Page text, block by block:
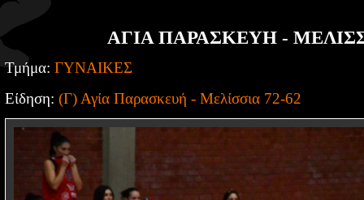
ΑΓΙΑ ΠΑΡΑΣΚΕΥΗ -
Τμήμα: ΓΥΝΑΙΚΕΣ
Είδηση: (Γ) Αγία Παρασκευή - Μελίσσια 72-62